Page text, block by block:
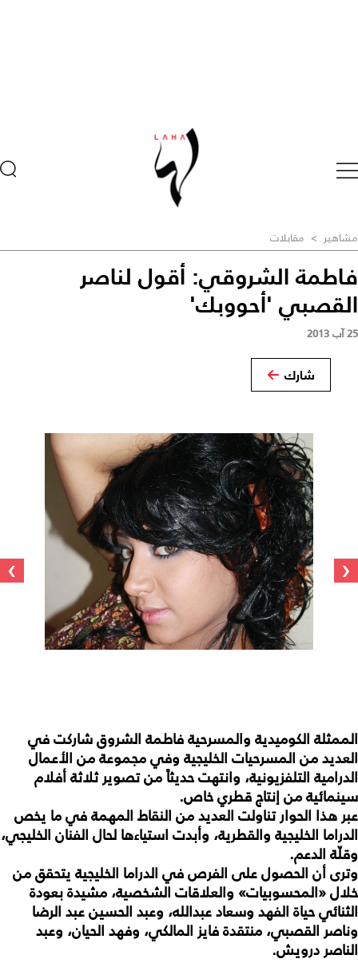
مشاهير > مقابلات
فاطمة الشروقي: أقول لناصر
القصبي 'أحووبك'
25 آب 2013
شارك
‹
›
الممثلة الكوميدية والمسرحية فاطمة الشروق شاركت في
العديد من المسرحيات الخليجية وفي مجموعة من الأعمال
الدرامية التلفزيونية، وانتهت حديثاً من تصوير ثلاثة أفلام
سينمائية من إنتاج قطري خاص.
عبر هذا الحوار تناولت العديد من النقاط المهمة في ما يخص
الدراما الخليجية والقطرية، وأبدت استياءها لحال الفنان الخليجي،
وقلّة الدعم.
وترى أن الحصول على الفرص في الدراما الخليجية يتحقق من
خلال «المحسوبيات» والعلاقات الشخصية، مشيدة بعودة
الثنائي حياة الفهد وسعاد عبدالله، وعبد الحسين عبد الرضا
وناصر القصبي، منتقدة فايز المالكي، وفهد الحيان، وعبد
الناصر درويش.